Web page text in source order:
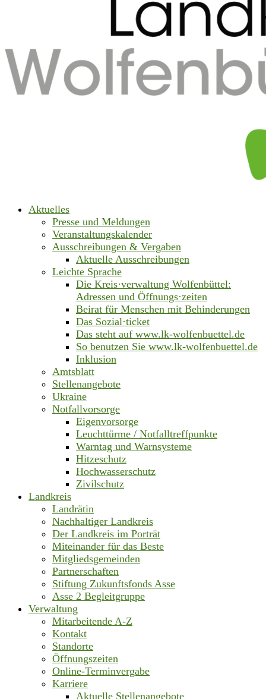
Aktuelles
Presse und Meldungen
Veranstaltungskalender
Ausschreibungen & Vergaben
Aktuelle Ausschreibungen
Leichte Sprache
Die Kreis·verwaltung Wolfenbüttel:
Adressen und Öffnungs·zeiten
Beirat für Menschen mit Behinderungen
Das Sozial·ticket
Das steht auf www.lk-wolfenbuettel.de
So benutzen Sie www.lk-wolfenbuettel.de
Inklusion
Amtsblatt
Stellenangebote
Ukraine
Notfallvorsorge
Eigenvorsorge
Leuchttürme / Notfalltreffpunkte
Warntag und Warnsysteme
Hitzeschutz
Hochwasserschutz
Zivilschutz
Landkreis
Landrätin
Nachhaltiger Landkreis
Der Landkreis im Porträt
Miteinander für das Beste
Mitgliedsgemeinden
Partnerschaften
Stiftung Zukunftsfonds Asse
Asse 2 Begleitgruppe
Verwaltung
Mitarbeitende A-Z
Kontakt
Standorte
Öffnungszeiten
Online-Terminvergabe
Karriere
Aktuelle Stellenangebote